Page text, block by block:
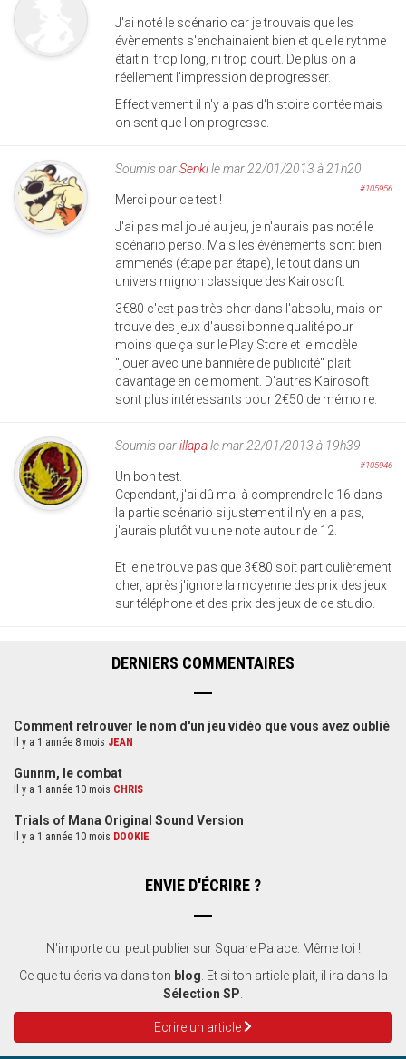
J'ai noté le scénario car je trouvais que les
évènements s'enchainaient bien et que le rythme
était ni trop long, ni trop court. De plus on a
réellement l'impression de progresser.
Effectivement il n'y a pas d'histoire contée mais
on sent que l'on progresse.
Soumis parSenkile mar 22/01/2013 à 21h20
#105956
Merci pour ce test !
J'ai pas mal joué au jeu, je n'aurais pas noté le
scénario perso. Mais les évènements sont bien
ammenés (étape par étape), le tout dans un
univers mignon classique des Kairosoft.
3€80 c'est pas très cher dans l'absolu, mais on
trouve des jeux d'aussi bonne qualité pour
moins que ça sur le Play Store et le modèle
"jouer avec une bannière de publicité" plait
davantage en ce moment. D'autres Kairosoft
sont plus intéressants pour 2€50 de mémoire.
Soumis parillapale mar 22/01/2013 à 19h39
#105946
Un bon test.
Cependant, j'ai dû mal à comprendre le 16 dans
la partie scénario si justement il n'y en a pas,
j'aurais plutôt vu une note autour de 12.
Et je ne trouve pas que 3€80 soit particulièrement
cher, après j'ignore la moyenne des prix des jeux
sur téléphone et des prix des jeux de ce studio.
DERNIERS COMMENTAIRES
Comment retrouver le nom d'un jeu vidéo que vous avez oublié
Il y a 1 année 8 mois JEAN
Gunnm, le combat
Il y a 1 année 10 mois CHRIS
Trials of Mana Original Sound Version
Il y a 1 année 10 mois DOOKIE
ENVIE D'ÉCRIRE ?
N'importe qui peut publier sur Square Palace. Même toi !
Ce que tu écris va dans ton blog . Et si ton article plait, il ira dans la
Sélection SP
Ecrire un article